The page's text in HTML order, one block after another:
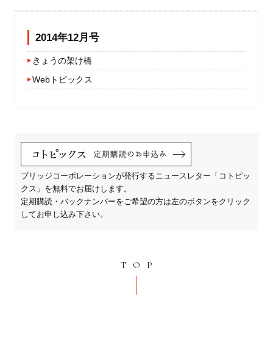
2014年12月号
きょうの架け橋
Webトピックス
ブリッジコーポレーションが発行するニュースレター「コトピッ
クス」を無料でお届けします。
定期購読・バックナンバーをご希望の方は左のボタンをクリック
してお申し込み下さい。
TOP